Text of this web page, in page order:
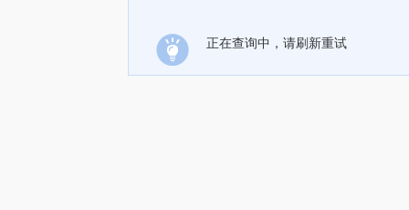
正在查询中，请刷新重试